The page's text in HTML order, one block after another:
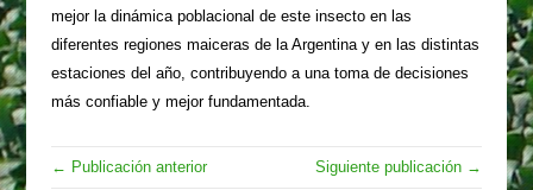
mejor la dinámica poblacional de este insecto en las
diferentes regiones maiceras de la Argentina y en las distintas
estaciones del año, contribuyendo a una toma de decisiones
más confiable y mejor fundamentada.
← Publicación anterior Siguiente publicación →